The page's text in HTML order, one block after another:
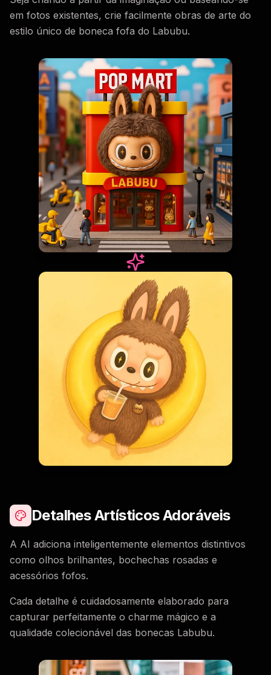
em fotos existentes, crie facilmente obras de arte do
estilo único de boneca fofa do Labubu.
Detalhes Artísticos Adoráveis
A AI adiciona inteligentemente elementos distintivos
como olhos brilhantes, bochechas rosadas e
acessórios fofos.
Cada detalhe é cuidadosamente elaborado para
capturar perfeitamente o charme mágico e a
qualidade colecionável das bonecas Labubu.